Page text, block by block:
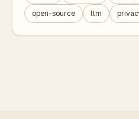
open-source llm